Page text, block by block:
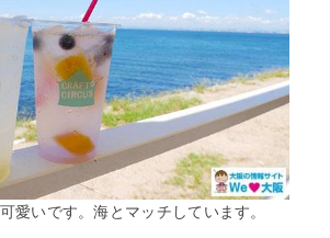
愛いです。海とマッチしています。